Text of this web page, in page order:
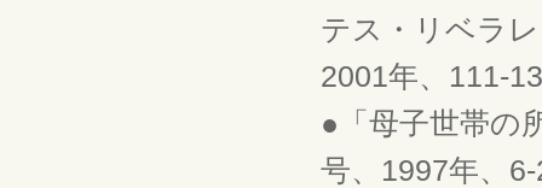
テス・リベラ
2001年、111-
●「母子世帯の
号、1997年、